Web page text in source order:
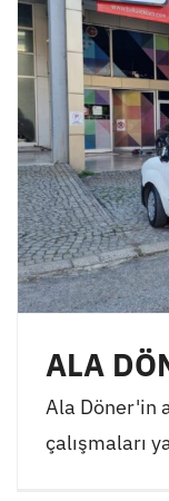
ALA
Ala Döner'in
çalışmaları